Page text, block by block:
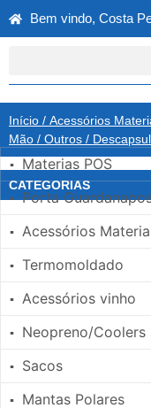
Bem vindo, Costa
Início / Acessórios
Mão / Outros /
CATEGORIAS
▪ Materias POS
▪ Porta
▪ Acessórios
▪ Termomoldado
▪ Acessórios vinho
▪ Neopreno/Coolers
▪ Sacos
▪ Mantas Polares